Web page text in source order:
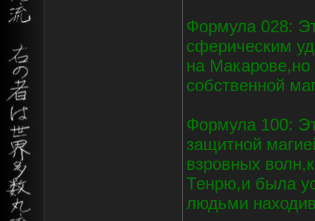
Формула 028:
сферическим
на Макарове,но
собственной
Формула 100:
защитной
взровных
Тенрю,и была
людьми